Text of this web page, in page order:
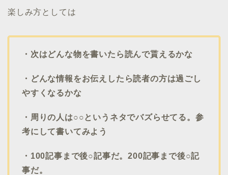
楽しみ方としては
・次はどんな物を書いたら読んで貰えるかな
・どんな情報をお伝えしたら読者の方は過ごし
やすくなるかな
・周りの人は○○というネタでバズらせてる。参
考にして書いてみよう
・100記事まで後○記事だ。200記事まで後○記
事だ。